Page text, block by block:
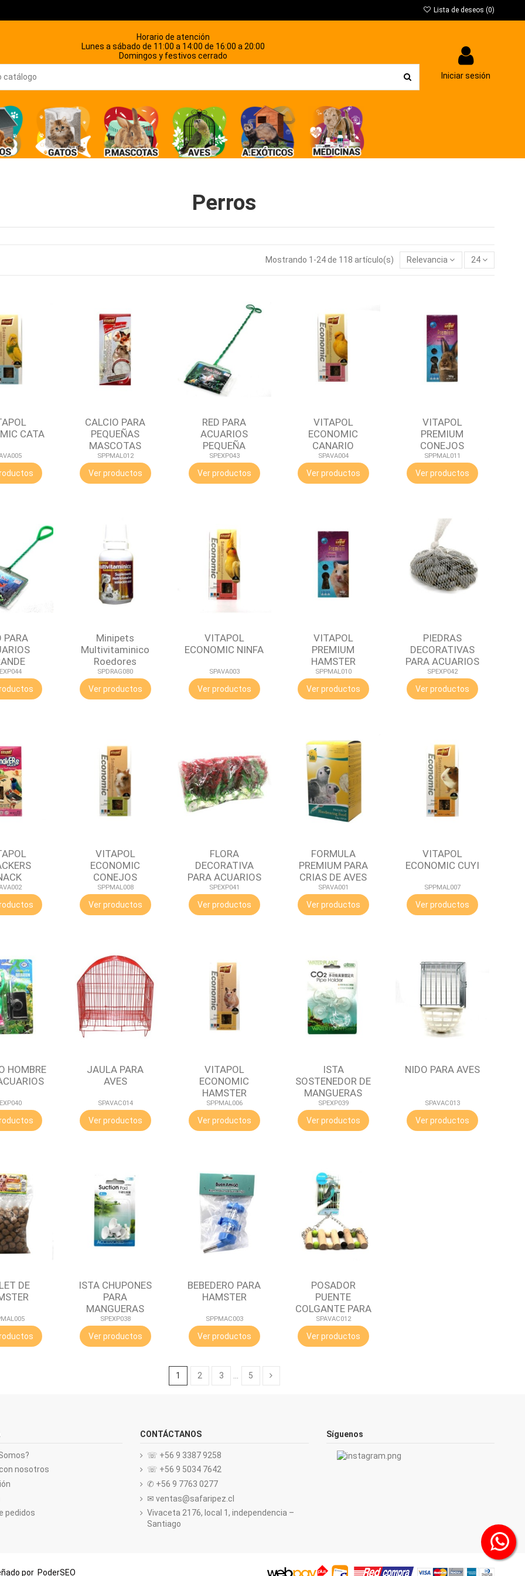
Lista de deseos (0)
Horario de atención
Lunes a sábado de 11:00 a 14:00 de 16:00 a 20:00
Domingos y festivos cerrado
Iniciar sesión
Perros
Mostrando 1-24 de 118 artículo(s) Relevancia 24
CATA
CALCIO PARA
PEQUEÑAS
MASCOTAS
SPPMAL012
Ver productos
RED PARA
ACUARIOS
PEQUEÑA
SPEXP043
Ver productos
VITAPOL
ECONOMIC
CANARIO
SPAVA004
Ver productos
VITAPOL
PREMIUM
CONEJOS
SPPMAL011
Ver productos
PARA
Minipets
Multivitaminico
Roedores
SPDRAG080
Ver productos
VITAPOL
ECONOMIC NINFA
SPAVA003
Ver productos
VITAPOL
PREMIUM
HAMSTER
SPPMAL010
Ver productos
PIEDRAS
DECORATIVAS
PARA ACUARIOS
SPEXP042
Ver productos
VITAPOL
ECONOMIC
CONEJOS
SPPMAL008
Ver productos
FLORA
DECORATIVA
PARA ACUARIOS
SPEXP041
Ver productos
FORMULA
PREMIUM PARA
CRIAS DE AVES
CEDE
SPAVA001
Ver productos
VITAPOL
ECONOMIC CUYI
SPPMAL007
Ver productos
HOMBRE
JAULA PARA
AVES
SPAVAC014
Ver productos
VITAPOL
ECONOMIC
HAMSTER
SPPMAL006
Ver productos
ISTA
SOSTENEDOR DE
MANGUERAS
SPEXP039
Ver productos
NIDO PARA AVES
SPAVAC013
Ver productos
DE
ISTA CHUPONES
PARA
MANGUERAS
SPEXP038
Ver productos
BEBEDERO PARA
HAMSTER
SPPMAC003
Ver productos
POSADOR
PUENTE
COLGANTE PARA
AVES
SPAVAC012
Ver productos
1 2 3 5
nosotros
pedidos
CONTÁCTANOS
☏ +56 9 3387 9258
☏ +56 9 5034 7642
✆ +56 9 7763 0277
✉ ventas@safaripez.cl
Vivaceta 2176, local 1, independencia –
Santiago
Síguenos
por PoderSEO